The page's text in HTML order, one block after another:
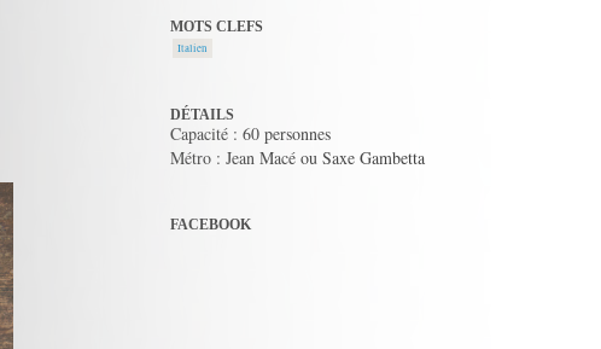
MOTS CLEFS
Italien
DÉTAILS
Capacité : 60 personnes
Métro : Jean Macé ou Saxe Gambetta
FACEBOOK